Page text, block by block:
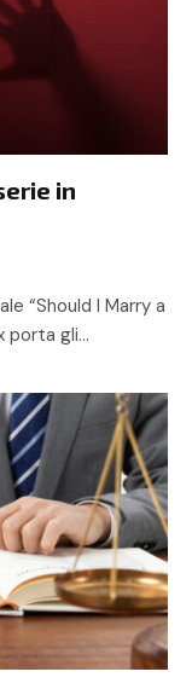
in
“Should I Marry a
porta gli…